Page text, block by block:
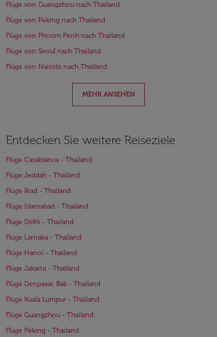
Flüge von Guangzhou nach Thailand
Flüge von Peking nach Thailand
Flüge von Phnom Penh nach Thailand
Flüge von Seoul nach Thailand
Flüge von Nairobi nach Thailand
MEHR ANSEHEN
Entdecken Sie weitere Reiseziele
Flüge Casablanca - Thailand
Flüge Jeddah - Thailand
Flüge Riad - Thailand
Flüge Islamabad - Thailand
Flüge Delhi - Thailand
Flüge Larnaka - Thailand
Flüge Hanoi - Thailand
Flüge Jakarta - Thailand
Flüge Denpasar, Bali - Thailand
Flüge Kuala Lumpur - Thailand
Flüge Guangzhou - Thailand
Flüge Peking - Thailand